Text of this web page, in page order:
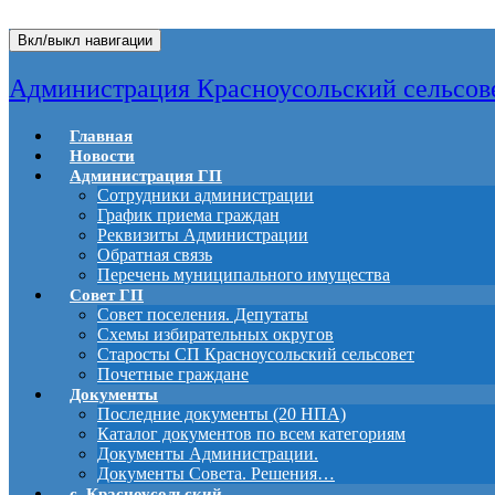
Вкл/выкл навигации
Администрация Красноусольский
Главная
Новости
Администрация ГП
Сотрудники администрации
График приема граждан
Реквизиты Администрации
Обратная связь
Перечень муниципального имущества
Совет ГП
Совет поселения. Депутаты
Схемы избирательных округов
Старосты СП Красноусольский сельсовет
Почетные граждане
Документы
Последние документы (20 НПА)
Каталог документов по всем категориям
Документы Администрации.
Документы Совета. Решения…